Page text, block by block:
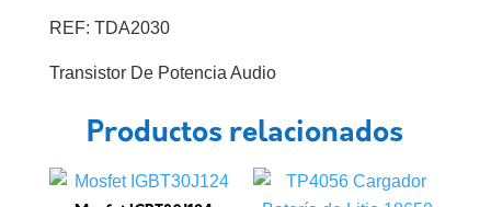
REF: TDA2030
Transistor De Potencia Audio
Productos relacionados